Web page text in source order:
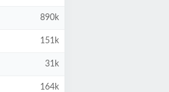
890k
151k
31k
164k